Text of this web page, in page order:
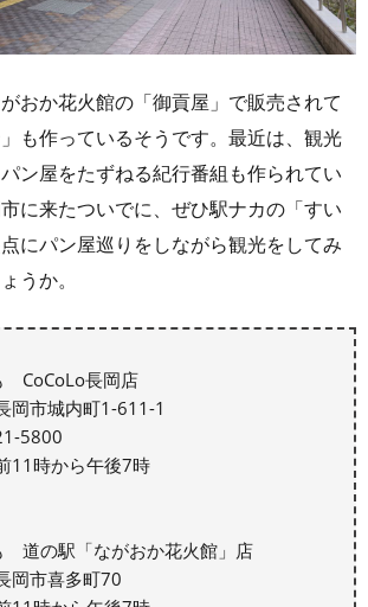
おか花火館の「御貢屋」で販売されて
も作っているそうです。最近は、観光
ン屋をたずねる紀行番組も作られてい
に来たついでに、ぜひ駅ナカの「すい
にパン屋巡りをしながら観光をしてみ
うか。
CoCoLo長岡店
岡市城内町1-611-1
5800
11時から午後7時
道の駅「ながおか花火館」店
岡市喜多町70